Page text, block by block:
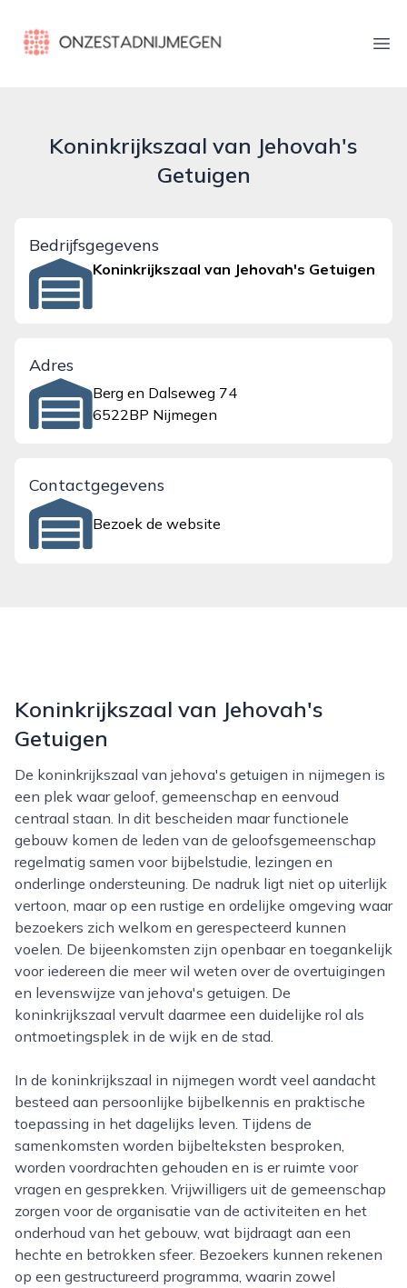
onzestadnijmegen.nl
Koninkrijkszaal van Jehovah's
Getuigen
Bedrijfsgegevens
Koninkrijkszaal van Jehovah's Getuigen
Adres
Berg en Dalseweg 74
6522BP Nijmegen
Contactgegevens
Bezoek de website
Koninkrijkszaal van Jehovah's
Getuigen
De koninkrijkszaal van jehova's getuigen in nijmegen is
een plek waar geloof, gemeenschap en eenvoud
centraal staan. In dit bescheiden maar functionele
gebouw komen de leden van de geloofsgemeenschap
regelmatig samen voor bijbelstudie, lezingen en
onderlinge ondersteuning. De nadruk ligt niet op uiterlijk
vertoon, maar op een rustige en ordelijke omgeving waar
bezoekers zich welkom en gerespecteerd kunnen
voelen. De bijeenkomsten zijn openbaar en toegankelijk
voor iedereen die meer wil weten over de overtuigingen
en levenswijze van jehova's getuigen. De
koninkrijkszaal vervult daarmee een duidelijke rol als
ontmoetingsplek in de wijk en de stad.
In de koninkrijkszaal in nijmegen wordt veel aandacht
besteed aan persoonlijke bijbelkennis en praktische
toepassing in het dagelijks leven. Tijdens de
samenkomsten worden bijbelteksten besproken,
worden voordrachten gehouden en is er ruimte voor
vragen en gesprekken. Vrijwilligers uit de gemeenschap
zorgen voor de organisatie van de activiteiten en het
onderhoud van het gebouw, wat bijdraagt aan een
hechte en betrokken sfeer. Bezoekers kunnen rekenen
op een gestructureerd programma, waarin zowel